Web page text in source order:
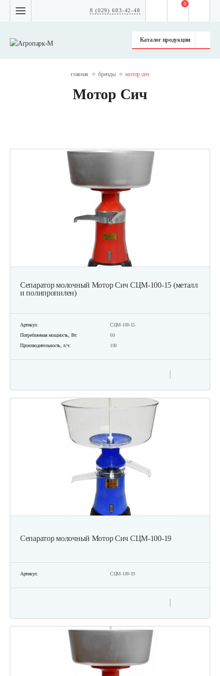
8 (029) 683-42-48
Каталог продукции
0
главная бренды мотор сич
Мотор Сич
Сепаратор молочный Мотор Сич СЦМ-100-15 (металл
и полипропилен)
Артикул:
СЦМ-100-15
Потребляемая мощность, Вт:
60
Производительность, л/ч:
100
Сепаратор молочный Мотор Сич СЦМ-100-19
Артикул: СЦМ-100-19